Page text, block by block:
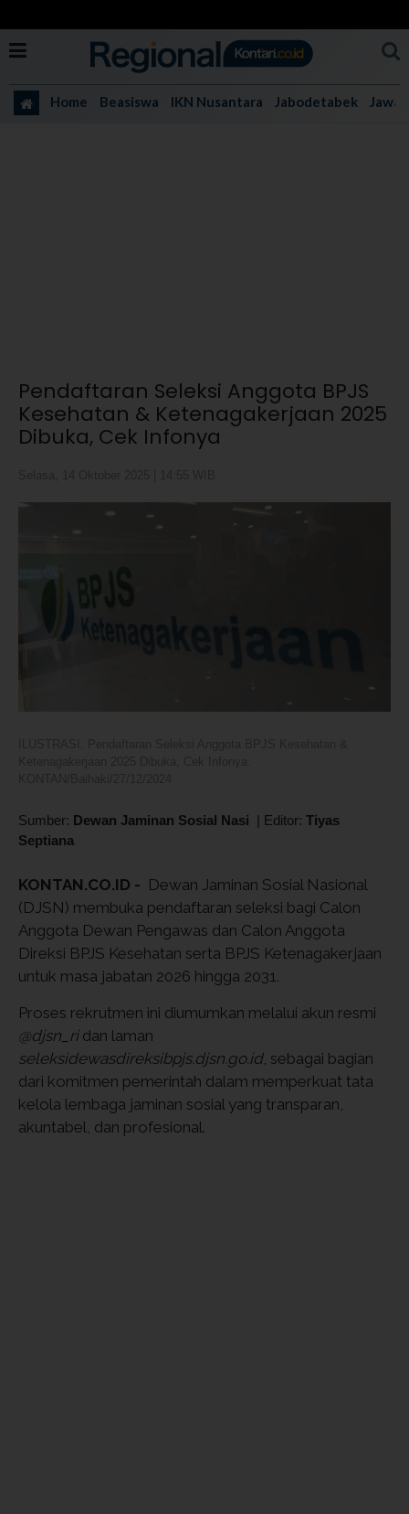
Home Beasiswa IKN Nusantara Jabodetabek Jawa
Pendaftaran Seleksi Anggota BPJS
Kesehatan & Ketenagakerjaan 2025
Dibuka, Cek Infonya
Sumber: Dewan Jaminan Sosial Nasi | Editor: Tiyas
Septiana
KONTAN.CO.ID - Dewan Jaminan Sosial Nasional
(DJSN) membuka pendaftaran seleksi bagi Calon
Anggota Dewan Pengawas dan Calon Anggota
Direksi BPJS Kesehatan serta BPJS Ketenagakerjaan
untuk masa jabatan 2026 hingga 2031.
Proses rekrutmen ini diumumkan melalui akun resmi
@djsn_ridan laman
seleksidewasdireksibpjs.djsn.go.id, sebagai bagian
dari komitmen pemerintah dalam memperkuat tata
kelola lembaga jaminan sosial yang transparan,
akuntabel, dan profesional.